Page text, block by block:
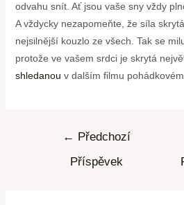
odvahu snít. Ať jsou vaše sny vždy
A vždycky nezapomeňte, že síla
nejsilnější kouzlo ze všech. Tak se
protože ve vašem srdci je skrytá
shledanou v dalším filmu
← Předchozí
Příspěvek